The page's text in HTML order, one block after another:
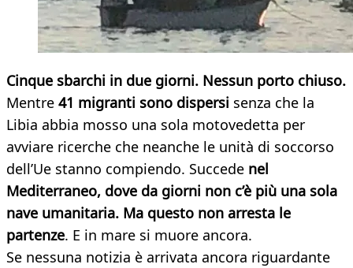
Cinque sbarchi in due giorni. Nessun porto chiuso.
Mentre 41 migranti sono dispersi senza che la
Libia abbia mosso una sola motovedetta per
avviare ricerche che neanche le unità di soccorso
dell’Ue stanno compiendo. Succede nel
Mediterraneo, dove da giorni non c’è più una sola
nave umanitaria. Ma questo non arresta le
partenze. E in mare si muore ancora.
Se nessuna notizia è arrivata ancora riguardante